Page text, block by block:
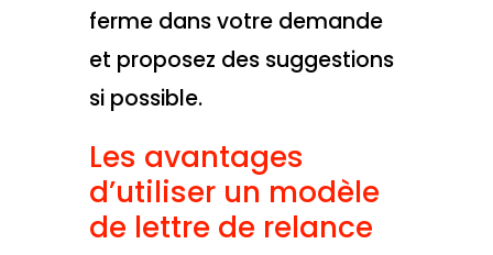
ferme dans votre demande
et proposez des suggestions
si possible.
Les avantages
d’utiliser un modèle
de lettre de relance